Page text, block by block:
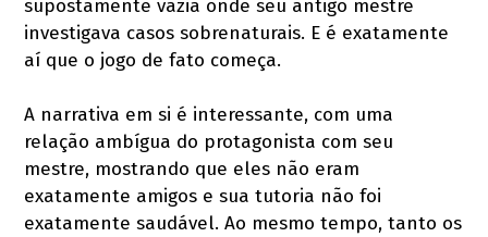
supostamente vazia onde seu antigo mestre
investigava casos sobrenaturais. E é exatamente
aí que o jogo de fato começa.
A narrativa em si é interessante, com uma
relação ambígua do protagonista com seu
mestre, mostrando que eles não eram
exatamente amigos e sua tutoria não foi
exatamente saudável. Ao mesmo tempo, tanto os